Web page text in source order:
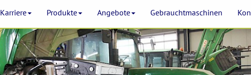
Karriere Produkte Angebote Gebrauchtmaschinen